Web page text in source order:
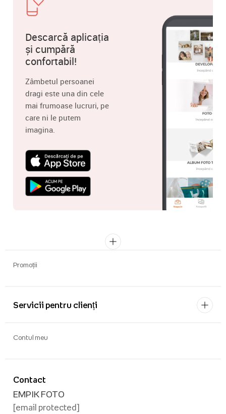
Descarcă aplicația
și cumpără
confortabil!
Zâmbetul persoanei
dragi este una din cele
mai frumoase lucruri, pe
care ni le putem
imagina.
Promoții
Servicii pentru clienți
Contact
EMPIK FOTO
[email protected]
Contul meu